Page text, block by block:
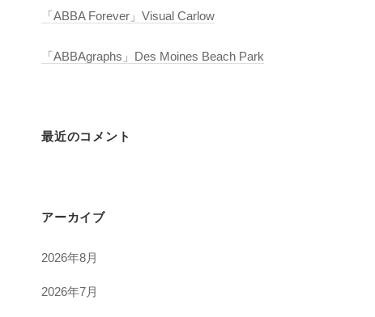
「ABBA Forever」Visual Carlow
「ABBAgraphs」Des Moines Beach Park
最近のコメント
アーカイブ
2026年8月
2026年7月